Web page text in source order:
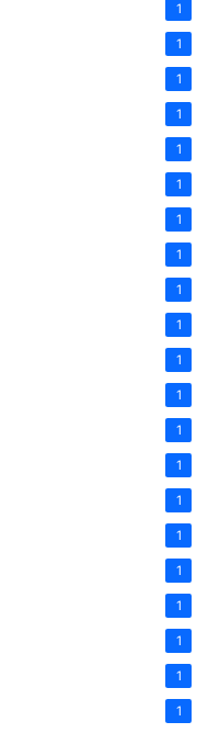
1
1
1
1
1
1
1
1
1
1
1
1
1
1
1
1
1
1
1
1
1